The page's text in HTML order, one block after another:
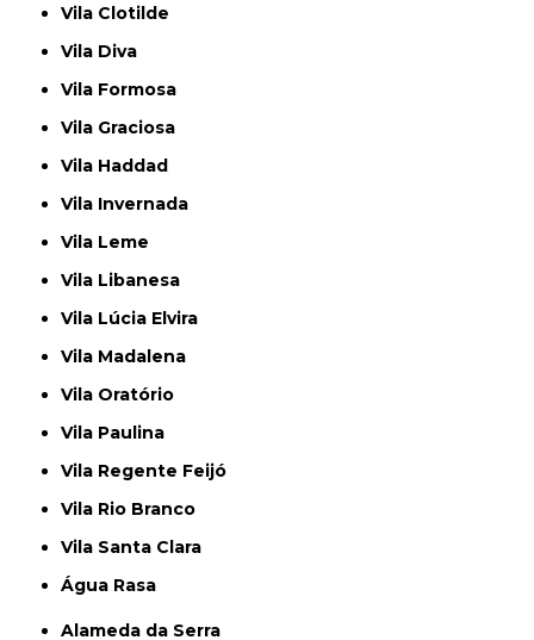
Vila Clotilde
Vila Diva
Vila Formosa
Vila Graciosa
Vila Haddad
Vila Invernada
Vila Leme
Vila Libanesa
Vila Lúcia Elvira
Vila Madalena
Vila Oratório
Vila Paulina
Vila Regente Feijó
Vila Rio Branco
Vila Santa Clara
Água Rasa
Alameda da Serra